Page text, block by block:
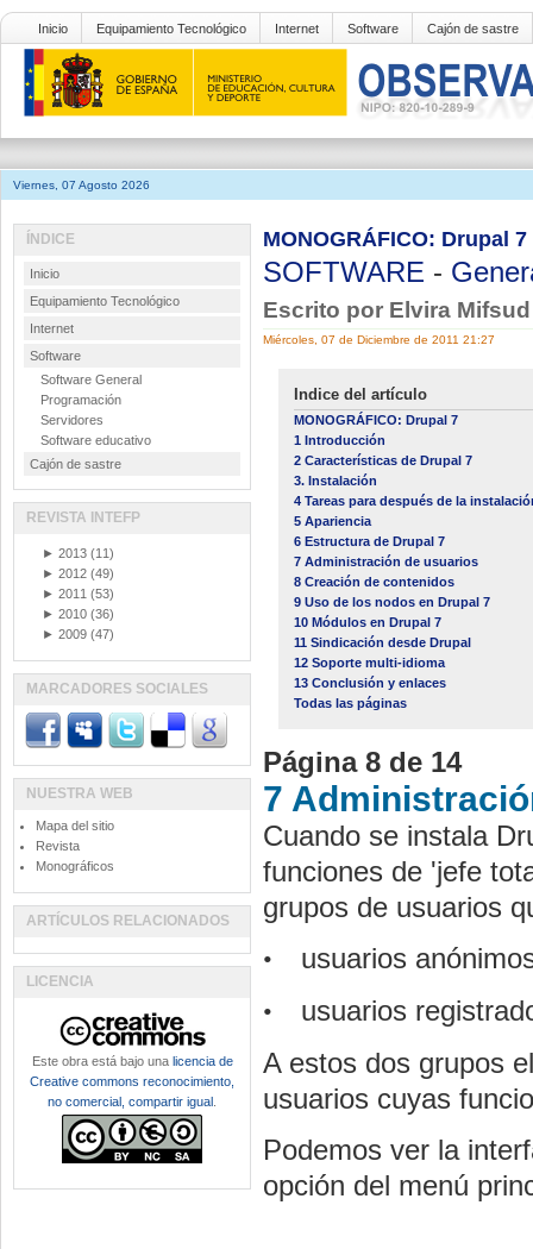
Inicio Equipamiento Tecnológico Internet Software Cajón de sastre
Viernes, 07 Agosto 2026
MONOGRÁFICO: Drupal
SOFTWARE -
Escrito por Elvira
Miércoles, 07 de Diciembre de 2011 21:27
Indice del artículo
MONOGRÁFICO: Drupal 7
1 Introducción
2 Características de Drupal 7
3. Instalación
4 Tareas para después de la
5 Apariencia
6 Estructura de Drupal 7
7 Administración de usuarios
8 Creación de contenidos
9 Uso de los nodos en Drupal 7
10 Módulos en Drupal 7
11 Sindicación desde Drupal
12 Soporte multi-idioma
13 Conclusión y enlaces
Todas las páginas
Página 8 de 14
7
Cuando se instala
funciones de 'jefe
grupos de usuarios
• usuarios
•
usuarios
A estos dos grupos
usuarios cuyas
Podemos ver la
opción del menú
ÍNDICE
Inicio
Equipamiento Tecnológico
Internet
Software
Software General
Programación
Servidores
Software educativo
Cajón de sastre
REVISTA INTEFP
► 2013 (11)
► 2012 (49)
► 2011 (53)
► 2010 (36)
► 2009 (47)
MARCADORES SOCIALES
NUESTRA WEB
Mapa del sitio
Revista
Monográficos
ARTÍCULOS RELACIONADOS
LICENCIA
Este obra está bajo una licencia de
Creative commons reconocimiento,
no comercial, compartir igual